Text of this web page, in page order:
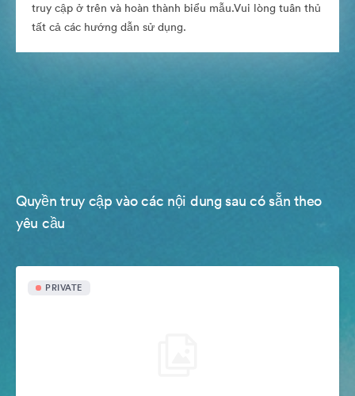
truy cập ở trên và hoàn thành biểu mẫu.Vui lòng tuân thủ
tất cả các hướng dẫn sử dụng.
Quyền truy cập vào các nội dung sau có sẵn theo
yêu cầu
PRIVATE